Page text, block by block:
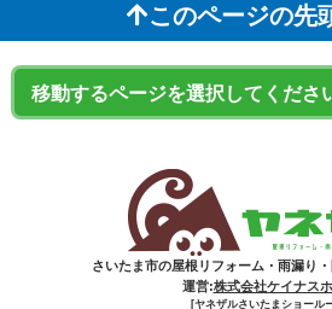
このページの先
さいたま市の屋根リフォーム・雨漏り
運営:株式会社ケイナス
[ヤネザルさいたまショール